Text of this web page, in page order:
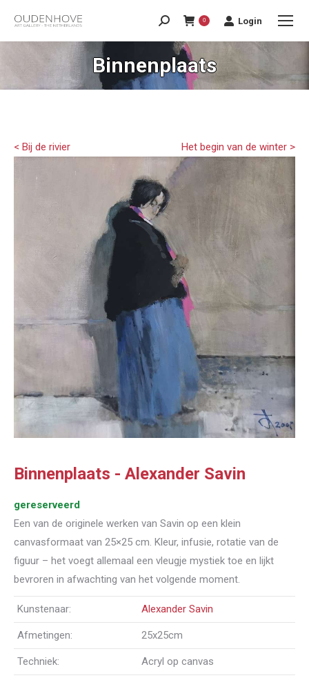
0 Login
Binnenplaats
Het begin van de winter >
< Bij de rivier
Binnenplaats - Alexander Savin
gereserveerd
Een van de originele werken van Savin op een klein
canvasformaat van 25×25 cm. Kleur, infusie, rotatie van de
figuur – het voegt allemaal een vleugje mystiek toe en lijkt
bevroren in afwachting van het volgende moment.
Kunstenaar: Alexander Savin
Afmetingen: 25x25cm
Techniek: Acryl op canvas